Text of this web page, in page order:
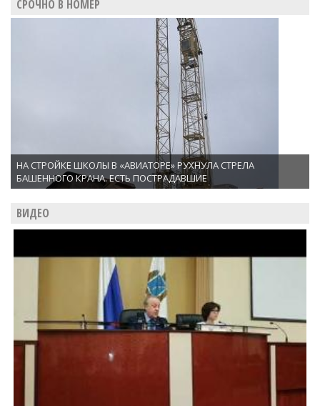
СРОЧНО В НОМЕР
НА СТРОЙКЕ ШКОЛЫ В «АВИАТОРЕ» РУХНУЛА СТРЕЛА
БАШЕННОГО КРАНА. ЕСТЬ ПОСТРАДАВШИЕ
ВИДЕО